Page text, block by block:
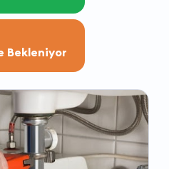
Bekleniyor